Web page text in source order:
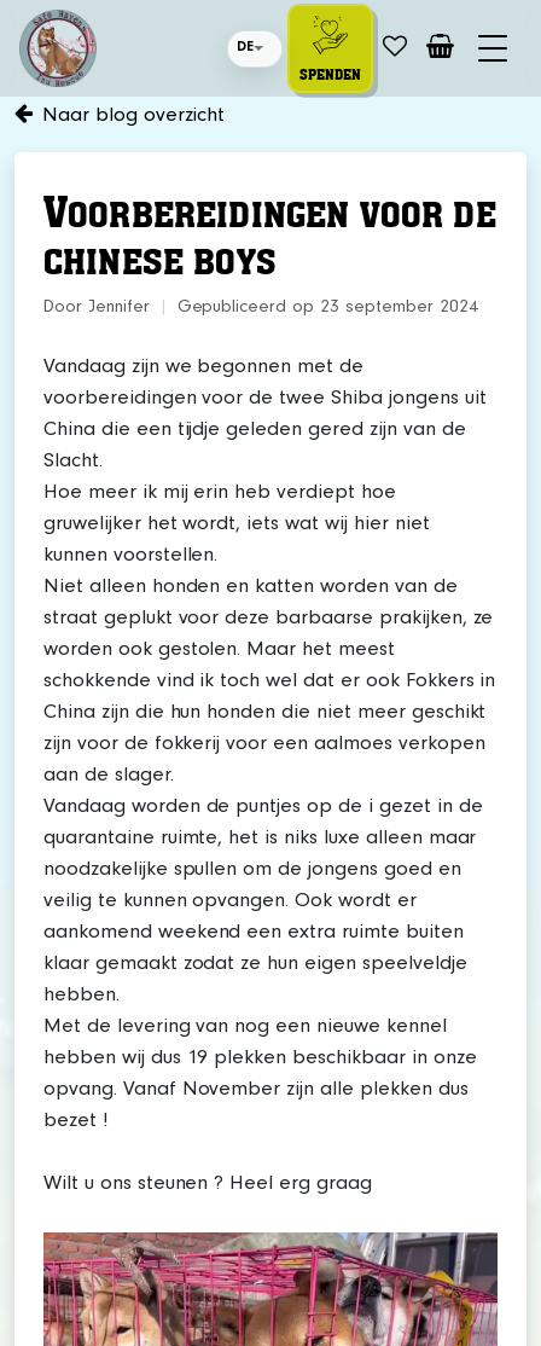
DE
SPENDEN
Naar blog overzicht
VOORBEREIDINGEN VOOR DE
CHINESE BOYS
Door Jennifer Gepubliceerd op 23 september 2024
Vandaag zijn we begonnen met de
voorbereidingen voor de twee Shiba jongens uit
China die een tijdje geleden gered zijn van de
Slacht.
Hoe meer ik mij erin heb verdiept hoe
gruwelijker het wordt, iets wat wij hier niet
kunnen voorstellen.
Niet alleen honden en katten worden van de
straat geplukt voor deze barbaarse prakijken, ze
worden ook gestolen. Maar het meest
schokkende vind ik toch wel dat er ook Fokkers in
China zijn die hun honden die niet meer geschikt
zijn voor de fokkerij voor een aalmoes verkopen
aan de slager.
Vandaag worden de puntjes op de i gezet in de
quarantaine ruimte, het is niks luxe alleen maar
noodzakelijke spullen om de jongens goed en
veilig te kunnen opvangen. Ook wordt er
aankomend weekend een extra ruimte buiten
klaar gemaakt zodat ze hun eigen speelveldje
hebben.
Met de levering van nog een nieuwe kennel
hebben wij dus 19 plekken beschikbaar in onze
opvang. Vanaf November zijn alle plekken dus
bezet !
Wilt u ons steunen ? Heel erg graag